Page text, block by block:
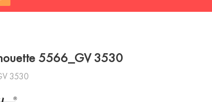
5566_GV 3530
3530